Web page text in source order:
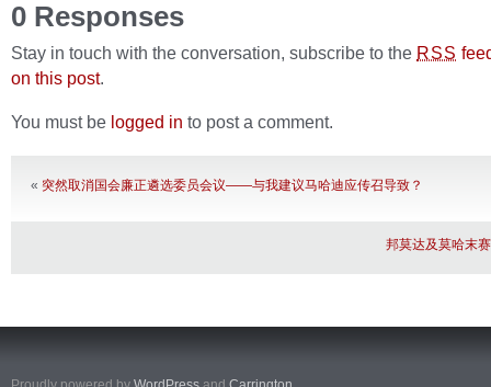
0 Responses
Stay in touch with the conversation, subscribe to the RSS
on this post.
You must be logged in to post a comment.
« 突然取消国会廉正遴选委员会议——与我建议马哈迪应传召导致？
邦莫达及莫哈末